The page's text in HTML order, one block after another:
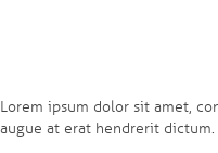
Lorem ipsum dolor sit amet,
augue at erat hendrerit